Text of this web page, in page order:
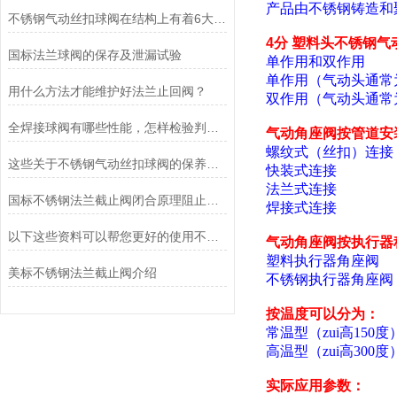
国标法兰球阀的保存及泄漏试验
用什么方法才能维护好法兰止回阀？
这些关于不锈钢气动丝扣球阀的保养常识，你一定要知道
美标不锈钢法兰截止阀介绍
产品由不锈钢铸造
4分 塑料头不锈钢
单作用和双作用
单作用（气动头通
双作用（气动头通
气动角座阀按管道
螺纹式（丝扣）连接
快装式连接
法兰式连接
焊接式连接
气动角座阀按执行
塑料执行器角座阀
不锈钢执行器角座阀
按温度可以分为：
常温型（zui高150度
高温型（zui高300度
实际应用参数：